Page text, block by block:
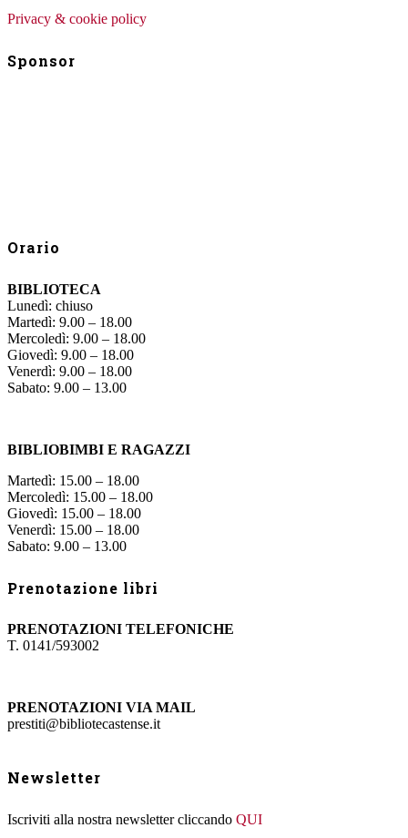
Privacy & cookie policy
Sponsor
Orario
BIBLIOTECA
Lunedì: chiuso
Martedì: 9.00 – 18.00
Mercoledì: 9.00 – 18.00
Giovedì: 9.00 – 18.00
Venerdì: 9.00 – 18.00
Sabato: 9.00 – 13.00
BIBLIOBIMBI E RAGAZZI
Martedì: 15.00 – 18.00
Mercoledì: 15.00 – 18.00
Giovedì: 15.00 – 18.00
Venerdì: 15.00 – 18.00
Sabato: 9.00 – 13.00
Prenotazione libri
PRENOTAZIONI TELEFONICHE
T. 0141/593002
PRENOTAZIONI VIA MAIL
prestiti@bibliotecastense.it
Newsletter
Iscriviti alla nostra newsletter cliccando QUI